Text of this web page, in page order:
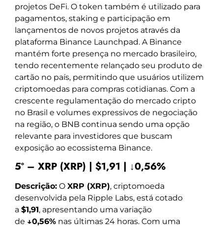
projetos DeFi. O token também é utilizado para
pagamentos, staking e participação em
lançamentos de novos projetos através da
plataforma Binance Launchpad. A Binance
mantém forte presença no mercado brasileiro,
tendo recentemente relançado seu produto de
cartão no país, permitindo que usuários utilizem
criptomoedas para compras cotidianas. Com a
crescente regulamentação do mercado cripto
no Brasil e volumes expressivos de negociação
na região, o BNB continua sendo uma opção
relevante para investidores que buscam
exposição ao ecossistema Binance.
5º – XRP (XRP) | $1,91 | ↓0,56%
Descrição: O XRP (XRP), criptomoeda
desenvolvida pela Ripple Labs, está cotado
a $1,91, apresentando uma variação
de ↓0,56% nas últimas 24 horas. Com uma